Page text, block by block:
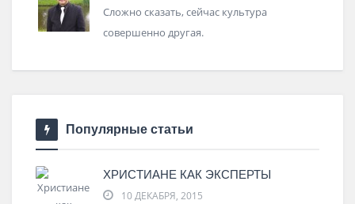
Сложно сказать, сейчас культура
совершенно другая.
Популярные статьи
ХРИСТИАНЕ КАК ЭКСПЕРТЫ
10 ДЕКАБРЯ, 2015